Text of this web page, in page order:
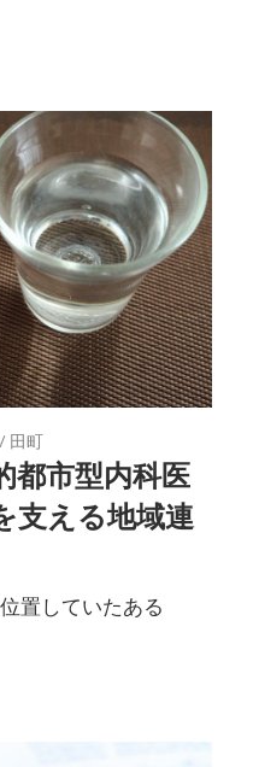
/ 田町
都市型内科医
支える地域連
置していたある